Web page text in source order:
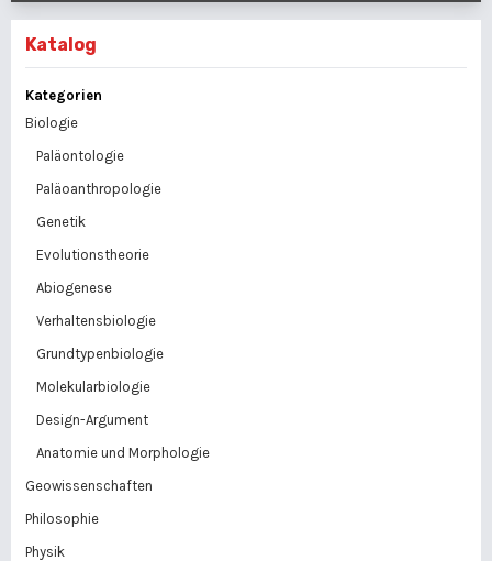
Katalog
Kategorien
Biologie
Paläontologie
Paläoanthropologie
Genetik
Evolutionstheorie
Abiogenese
Verhaltensbiologie
Grundtypenbiologie
Molekularbiologie
Design-Argument
Anatomie und Morphologie
Geowissenschaften
Philosophie
Physik